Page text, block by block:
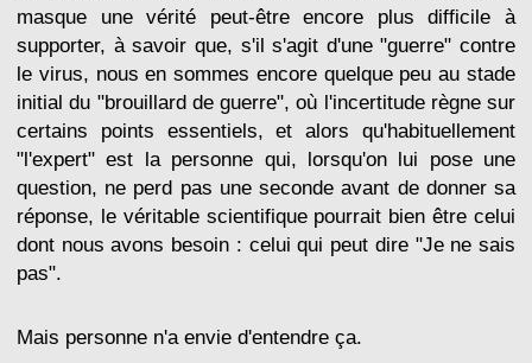
masque une vérité peut-être encore plus difficile à
supporter, à savoir que, s'il s'agit d'une "guerre" contre
le virus, nous en sommes encore quelque peu au stade
initial du "brouillard de guerre", où l'incertitude règne sur
certains points essentiels, et alors qu'habituellement
"l'expert" est la personne qui, lorsqu'on lui pose une
question, ne perd pas une seconde avant de donner sa
réponse, le véritable scientifique pourrait bien être celui
dont nous avons besoin : celui qui peut dire "Je ne sais
pas".
Mais personne n'a envie d'entendre ça.